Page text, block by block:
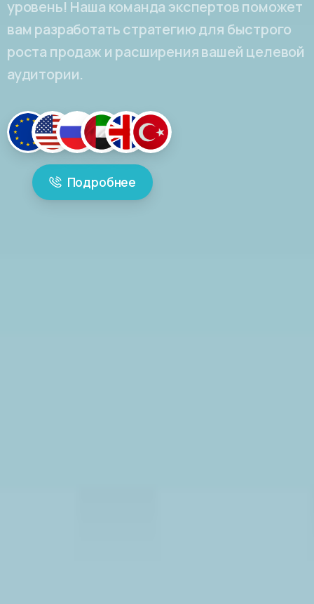
уровень! Наша команда экспертов поможет
вам разработать стратегию для быстрого
роста продаж и расширения вашей целевой
аудитории.
Подробнее